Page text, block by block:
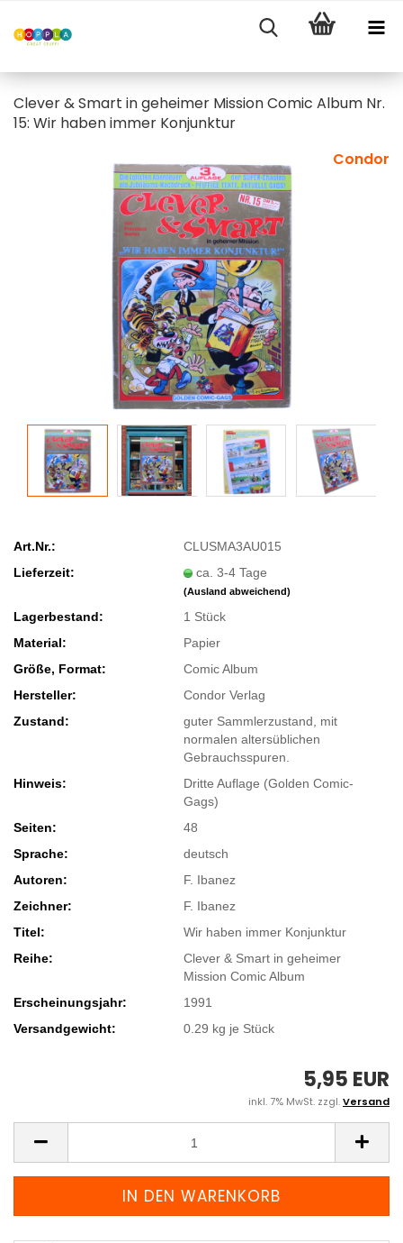
Clever & Smart in geheimer Mission Comic Album Nr.
15: Wir haben immer Konjunktur
Condor
Art.Nr.:
CLUSMA3AU015
Lieferzeit:
ca. 3-4 Tage
(Ausland abweichend)
Lagerbestand: 1 Stück
Material:
Papier
Größe, Format:
Comic Album
Hersteller:
Condor Verlag
Zustand:
guter Sammlerzustand, mit
normalen altersüblichen
Gebrauchsspuren.
Hinweis:
Dritte Auflage (Golden Comic-
Gags)
Seiten:
48
Sprache:
deutsch
Autoren:
F. Ibanez
Zeichner:
F. Ibanez
Titel:
Wir haben immer Konjunktur
Reihe:
Clever & Smart in geheimer
Mission Comic Album
Erscheinungsjahr:
1991
Versandgewicht:
0.29 kg je Stück
5,95 EUR
inkl. 7% MwSt. zzgl.Versand